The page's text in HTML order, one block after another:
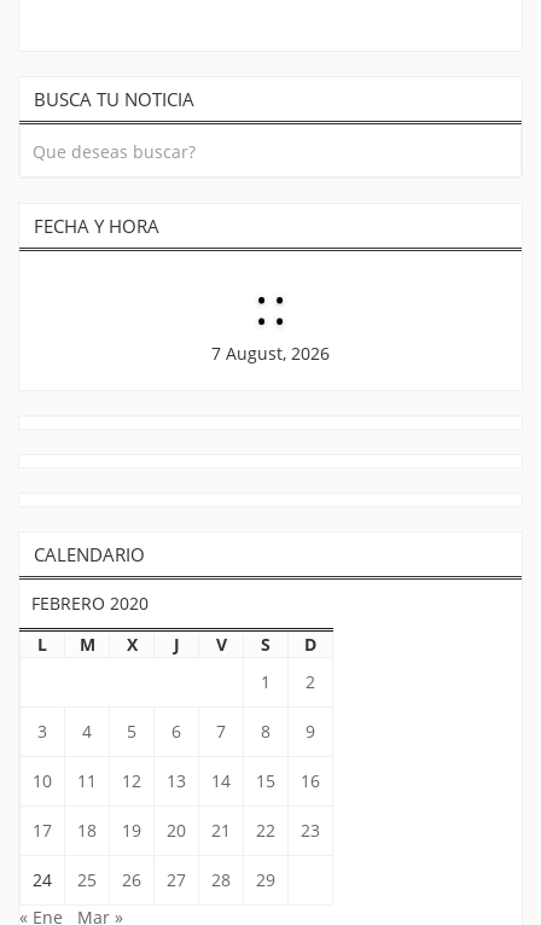
BUSCA TU NOTICIA
FECHA Y HORA
::
7 August, 2026
CALENDARIO
FEBRERO 2020
L
M X J V S
D
1
2
3 4 5 6 7 8 9
10 11 12 13 14 15 16
17 18 19 20 21 22 23
24 25 26 27 28
29
« Ene
Mar »